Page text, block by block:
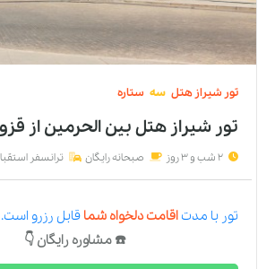
تور شیراز هتل سه ستاره
تور شیراز هتل بین الحرمیناز
2 شب و 3 روز صبحانه رایگان ترانسفر
تور با مدتاقامت دلخواه شما قابل رزرو است.
☎️ مشاوره رایگان 👇